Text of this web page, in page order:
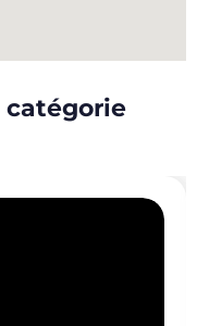
catégorie